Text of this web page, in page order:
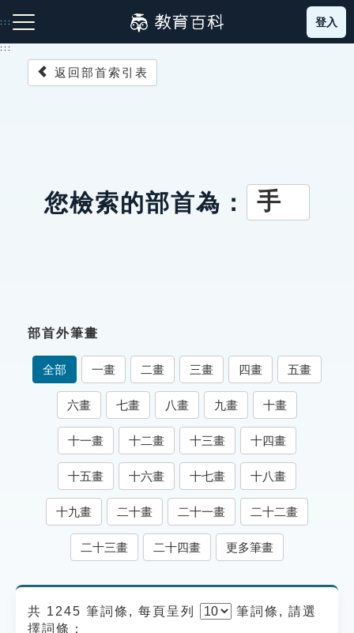
到
主
:::
成語故事
索引選單
知識索引
單字索引
生命大百科索引
遊戲專區
貓頭鷹博士
登入
:::
返回部首索引表
您檢索的部首為： 手
部首外筆畫
全部 一畫 二畫 三畫 四畫 五畫
六畫 七畫 八畫 九畫 十畫
十一畫 十二畫 十三畫 十四畫
十五畫 十六畫 十七畫 十八畫
十九畫 二十畫 二十一畫 二十二畫
二十三畫 二十四畫 更多筆畫
共 1245 筆詞條, 每頁呈列 筆詞條, 請選
擇詞條：